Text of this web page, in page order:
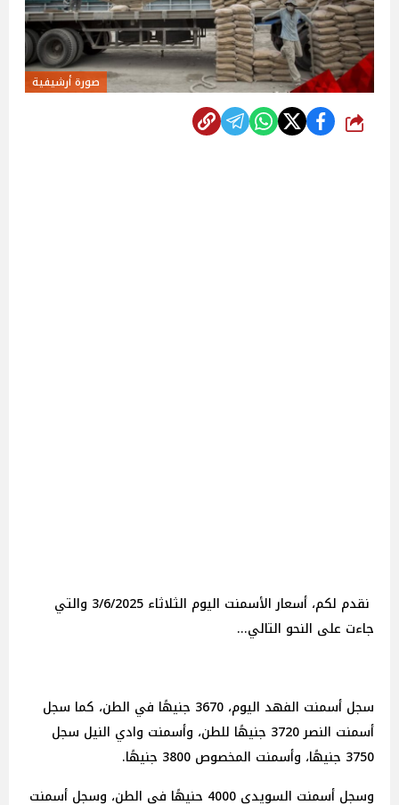
صورة أرشيفية
شارك
نقدم لكم، أسعار الأسمنت اليوم الثلاثاء 3/6/2025 والتي
جاءت على النحو التالي...
سجل أسمنت الفهد اليوم، 3670 جنيهًا في الطن، كما سجل
أسمنت النصر 3720 جنيهًا للطن، وأسمنت وادي النيل سجل
3750 جنيهًا، وأسمنت المخصوص 3800 جنيهًا.
وسجل أسمنت السويدي 4000 حنيهًا في الطن، وسجل أسمنت